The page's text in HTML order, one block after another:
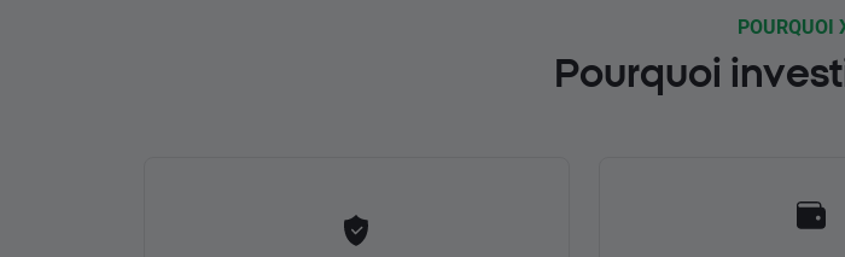
POURQUOI
Pourquoi